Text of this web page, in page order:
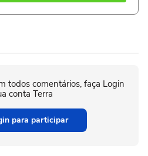
todos comentários, faça Login
conta Terra
para participar